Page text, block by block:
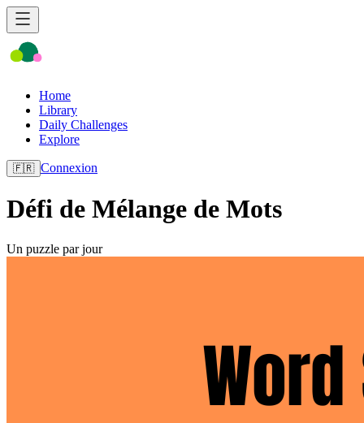
Home
Library
Daily Challenges
Explore
🇫🇷 Connexion
Défi de Mélange de Mots
Un puzzle par jour